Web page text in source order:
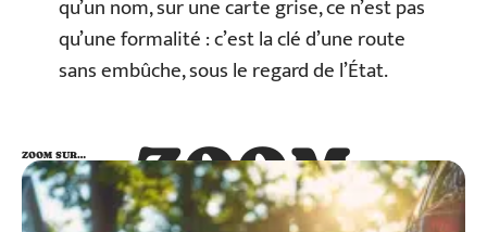
qu’un nom, sur une carte grise, ce n’est pas
qu’une formalité : c’est la clé d’une route
sans embûche, sous le regard de l’État.
ZOOM
SUR…
ZOOM SUR…